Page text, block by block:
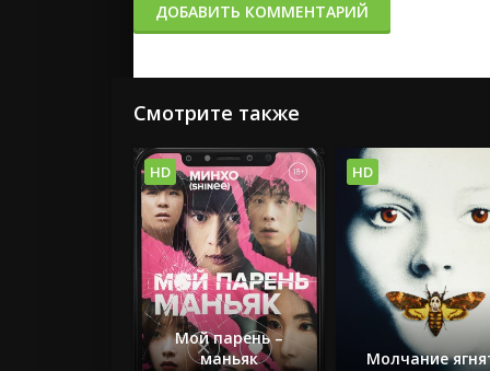
ДОБАВИТЬ КОММЕНТАРИЙ
Смотрите также
Мой парень –
маньяк
HD
Молчание
HD